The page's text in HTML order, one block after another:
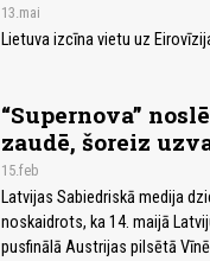
13.mai
Lietuva izcīna vietu uz
“Supernova”
zaudē, šoreiz
15.feb
Latvijas Sabiedriskā medija
noskaidrots, ka 14. maijā
pusfinālā Austrijas pilsētā